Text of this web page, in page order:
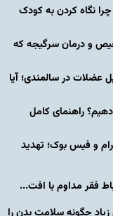
نگاه کردن به کودک
و درمان سرگیجه که
در سالمندی؛ آیا
راهنمای کامل
و فیس بوک؛ تهدید
فقر مداوم با افت...
چگونه سلامت بدن را